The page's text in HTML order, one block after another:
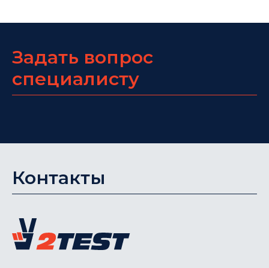
Задать вопрос
специалисту
Контакты